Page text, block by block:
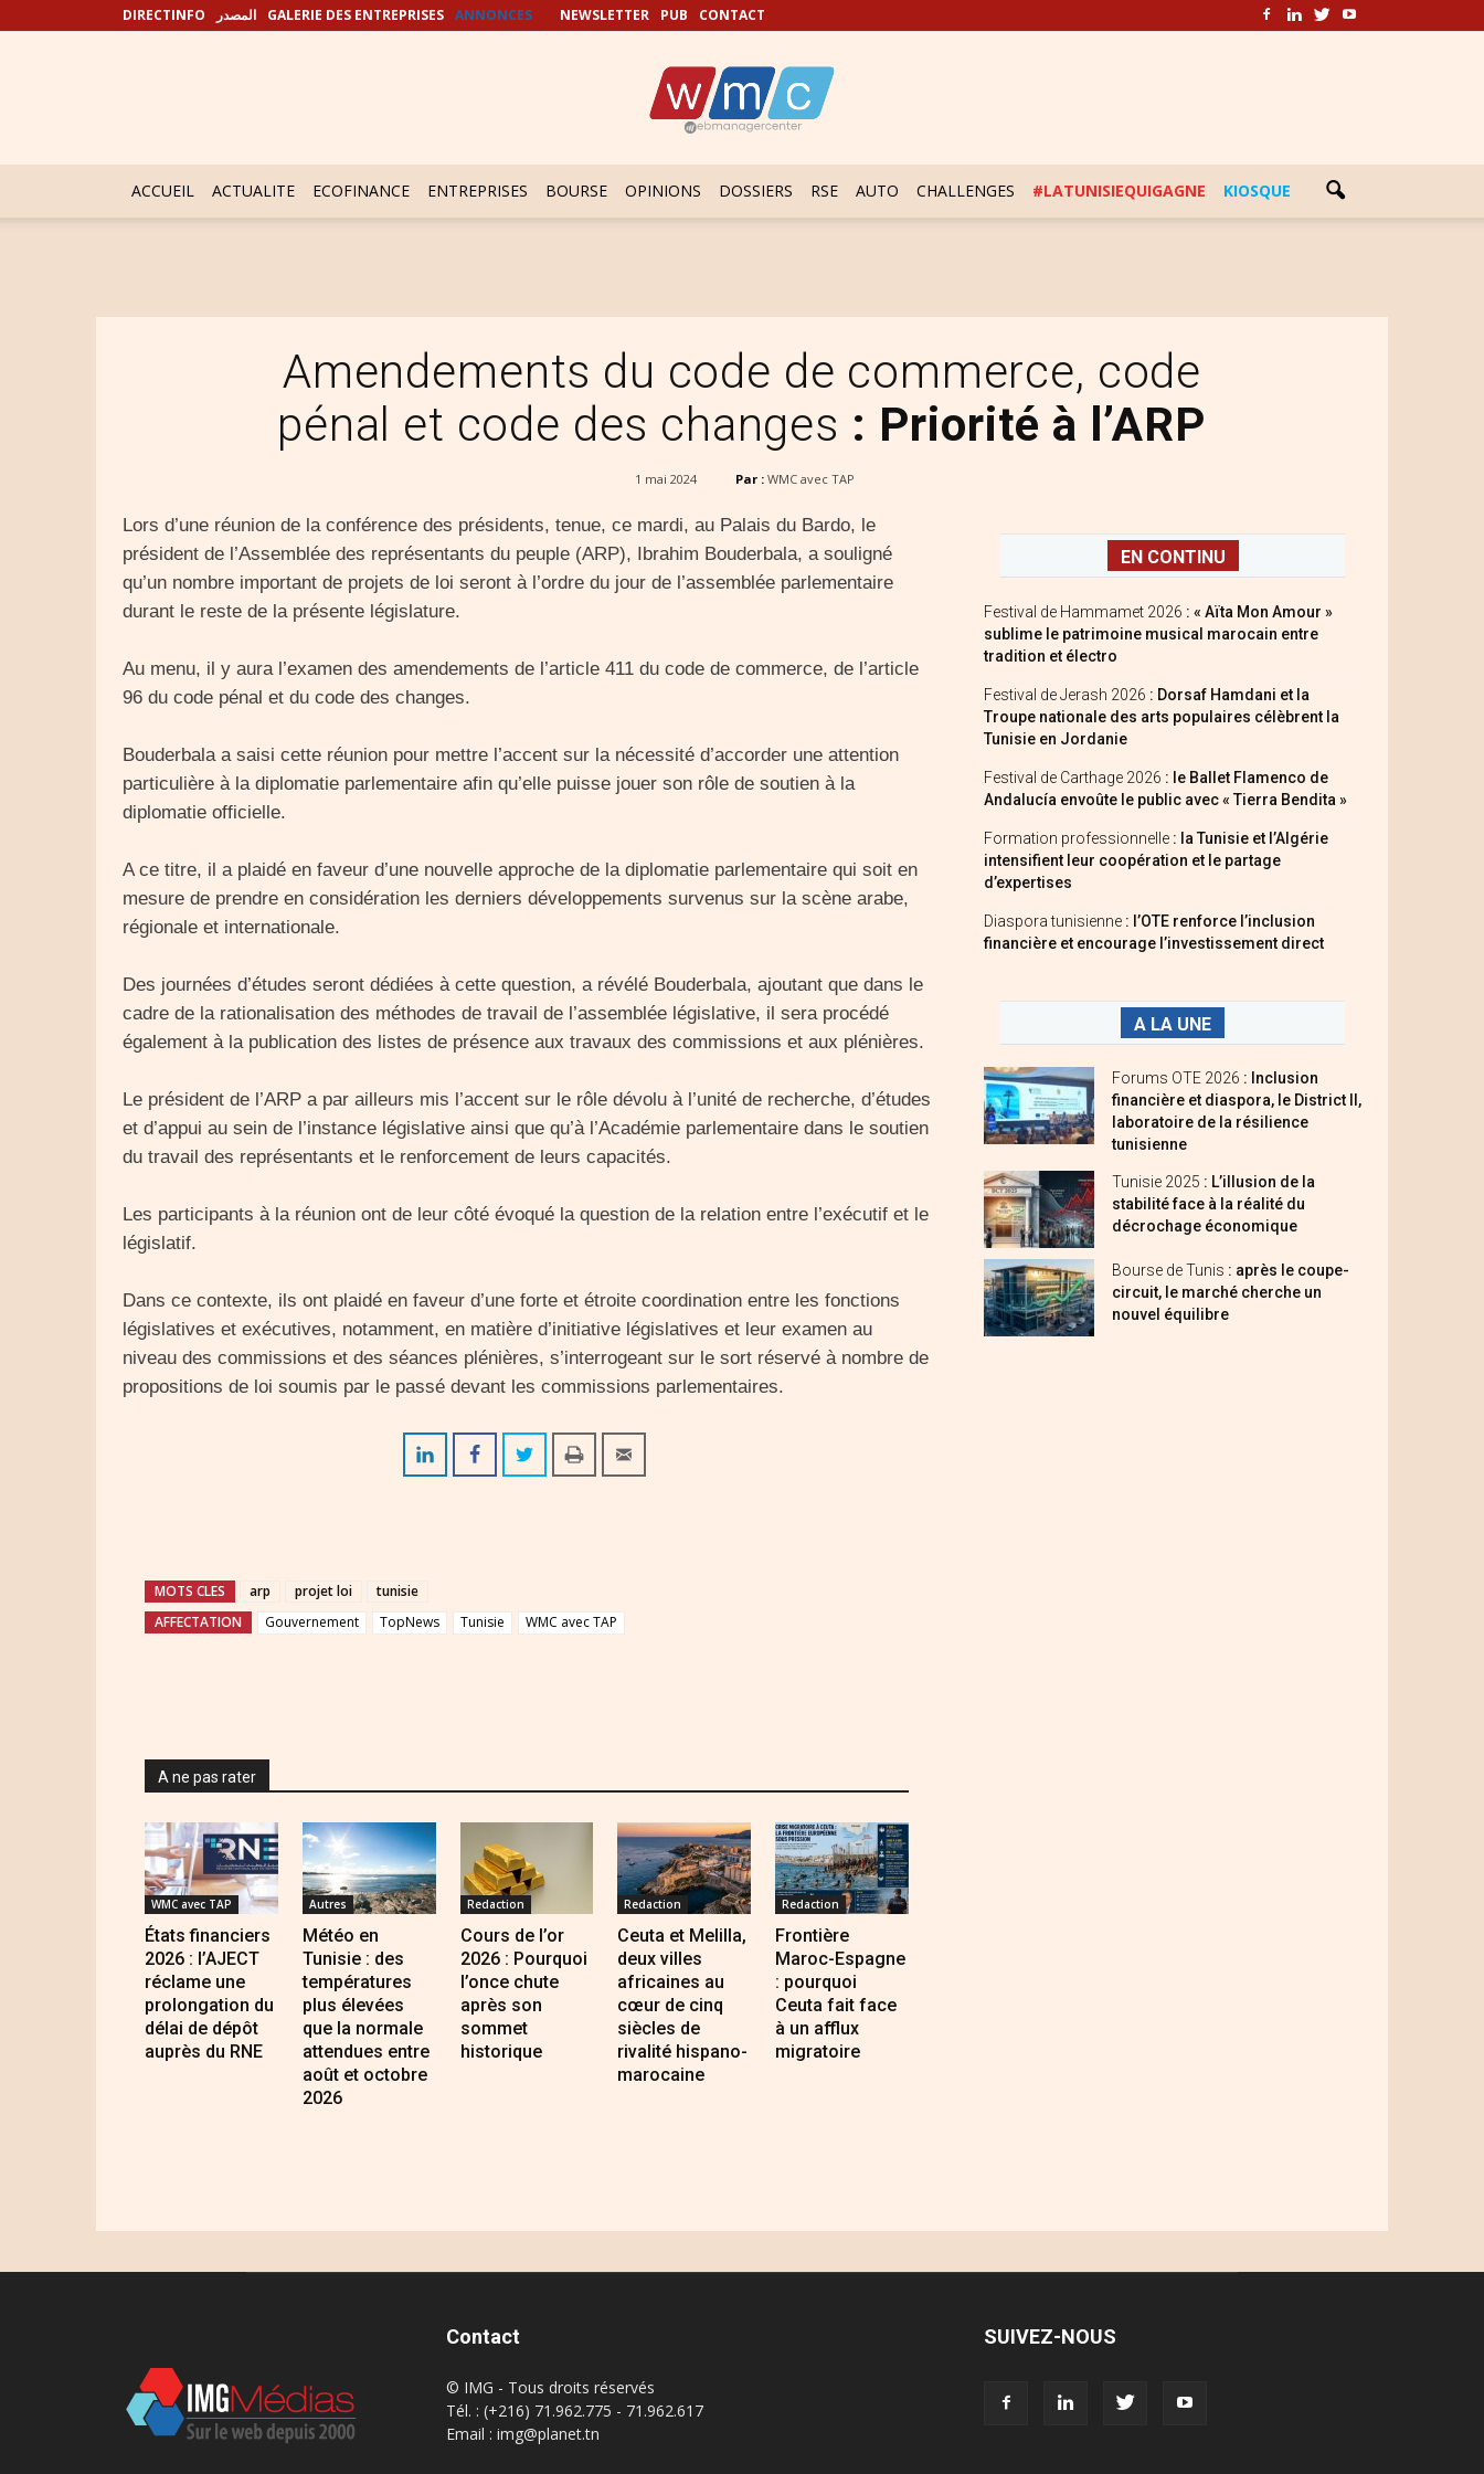
DIRECTINFO المصدر GALERIE DES ENTREPRISES ANNONCES NEWSLETTER PUB CONTACT
ACCUEIL ACTUALITE ECOFINANCE ENTREPRISES BOURSE OPINIONS DOSSIERS RSE AUTO CHALLENGES #LATUNISIEQUIGAGNE KIOSQUE
Amendements du code de commerce, code
pénal et code des changes : Priorité à l’ARP
1 mai 2024 Par : WMC avec TAP
Lors d’une réunion de la conférence des présidents, tenue, ce mardi, au Palais du Bardo, le
président de l’Assemblée des représentants du peuple (ARP), Ibrahim Bouderbala, a souligné
qu’un nombre important de projets de loi seront à l’ordre du jour de l’assemblée parlementaire
durant le reste de la présente législature.
Au menu, il y aura l’examen des amendements de l’article 411 du code de commerce, de l’article
96 du code pénal et du code des changes.
Bouderbala a saisi cette réunion pour mettre l’accent sur la nécessité d’accorder une attention
particulière à la diplomatie parlementaire afin qu’elle puisse jouer son rôle de soutien à la
diplomatie officielle.
A ce titre, il a plaidé en faveur d’une nouvelle approche de la diplomatie parlementaire qui soit en
mesure de prendre en considération les derniers développements survenus sur la scène arabe,
régionale et internationale.
Des journées d’études seront dédiées à cette question, a révélé Bouderbala, ajoutant que dans le
cadre de la rationalisation des méthodes de travail de l’assemblée législative, il sera procédé
également à la publication des listes de présence aux travaux des commissions et aux plénières.
Le président de l’ARP a par ailleurs mis l’accent sur le rôle dévolu à l’unité de recherche, d’études
et d’appui au sein de l’instance législative ainsi que qu’à l’Académie parlementaire dans le soutien
du travail des représentants et le renforcement de leurs capacités.
Les participants à la réunion ont de leur côté évoqué la question de la relation entre l’exécutif et le
législatif.
Dans ce contexte, ils ont plaidé en faveur d’une forte et étroite coordination entre les fonctions
législatives et exécutives, notamment, en matière d’initiative législatives et leur examen au
niveau des commissions et des séances plénières, s’interrogeant sur le sort réservé à nombre de
propositions de loi soumis par le passé devant les commissions parlementaires.
MOTS CLES arp projet loi
tunisie
AFFECTATION
Gouvernement TopNews Tunisie WMC avec TAP
A ne pas rater
WMC avec TAP
États financiers
2026 : l’AJECT
réclame une
prolongation du
délai de dépôt
auprès du RNE
Autres
Météo en
Tunisie : des
températures
plus élevées
que la normale
attendues entre
août et octobre
2026
Redaction
Cours de l’or
2026 : Pourquoi
l’once chute
après son
sommet
historique
Redaction
Ceuta et Melilla,
deux villes
africaines au
cœur de cinq
siècles de
rivalité hispano-
marocaine
Redaction
Frontière
Maroc-Espagne
: pourquoi
Ceuta fait face
à un afflux
migratoire
EN CONTINU
Festival de Hammamet 2026 : « Aïta Mon Amour »
sublime le patrimoine musical marocain entre
tradition et électro
Festival de Jerash 2026 : Dorsaf Hamdani et la
Troupe nationale des arts populaires célèbrent la
Tunisie en Jordanie
Festival de Carthage 2026 : le Ballet Flamenco de
Andalucía envoûte le public avec « Tierra Bendita »
Formation professionnelle : la Tunisie et l’Algérie
intensifient leur coopération et le partage
d’expertises
Diaspora tunisienne : l’OTE renforce l’inclusion
financière et encourage l’investissement direct
A LA UNE
Forums OTE 2026 : Inclusion
financière et diaspora, le District II,
laboratoire de la résilience
tunisienne
Tunisie 2025 : L’illusion de la
stabilité face à la réalité du
décrochage économique
Bourse de Tunis : après le coupe-
circuit, le marché cherche un
nouvel équilibre
Contact
© IMG - Tous droits réservés
Tél. : (+216) 71.962.775 - 71.962.617
Email : img@planet.tn
SUIVEZ-NOUS